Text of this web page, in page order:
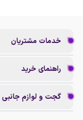
خدمات مشتریان
راهنمای خرید
گجت و لوازم جانبی